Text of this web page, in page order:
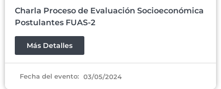
Charla Proceso de Evaluación Socioeconómica
Postulantes FUAS-2
Más Detalles
Fecha del evento: 03/05/2024